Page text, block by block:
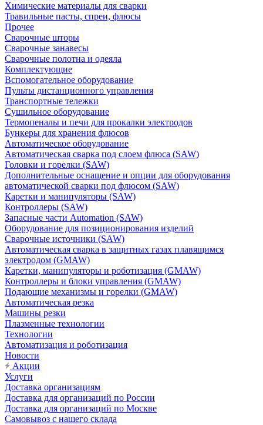
Химические материалы для сварки
Травильные пасты, спреи, флюсы
Прочее
Сварочные шторы
Сварочные занавесы
Сварочные полотна и одеяла
Комплектующие
Вспомогательное оборудование
Пульты дистанционного управления
Транспортные тележки
Сушильное оборудование
Термопеналы и печи для прокалки электродов
Бункеры для хранения флюсов
Автоматическое оборудование
Автоматическая сварка под слоем флюса (SAW)
Головки и горелки (SAW)
Дополнительные оснащение и опции для оборудования
автоматической сварки под флюсом (SAW)
Каретки и манипуляторы (SAW)
Контроллеры (SAW)
Запасные части Automation (SAW)
Оборудование для позиционирования изделий
Сварочные источники (SAW)
Автоматическая сварка в защитных газах плавящимся
электродом (GMAW)
Каретки, манипуляторы и роботизация (GMAW)
Контроллеры и блоки управления (GMAW)
Подающие механизмы и горелки (GMAW)
Автоматическая резка
Машины резки
Плазменные технологии
Технологии
Автоматизация и роботизация
Новости
Акции
Услуги
Доставка организациям
Доставка для организаций по России
Доставка для организаций по Москве
Самовывоз с нашего склада